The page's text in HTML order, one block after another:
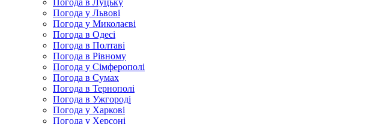
Погода в Луцьку
Погода у Львові
Погода у Миколаєві
Погода в Одесі
Погода в Полтаві
Погода в Рівному
Погода у Сімферополі
Погода в Сумах
Погода в Тернополі
Погода в Ужгороді
Погода у Харкові
Погода у Херсоні